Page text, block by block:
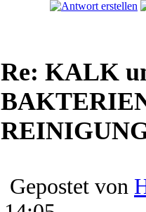
Re: KALK
Gepostet von